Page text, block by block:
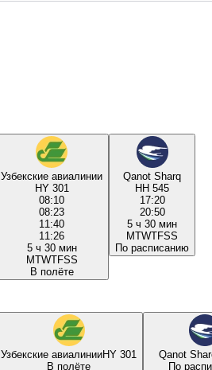
Узбекские авиалинии
HY 301
08:10
08:23
11:40
11:26
5 ч 30 мин
MTWTFSS
В полёте
Qanot Sharq
HH 545
17:20
20:50
5 ч 30 мин
MTWTFSS
По расписанию
Узбекские авиалинииHY 301
В полёте
Qanot
По